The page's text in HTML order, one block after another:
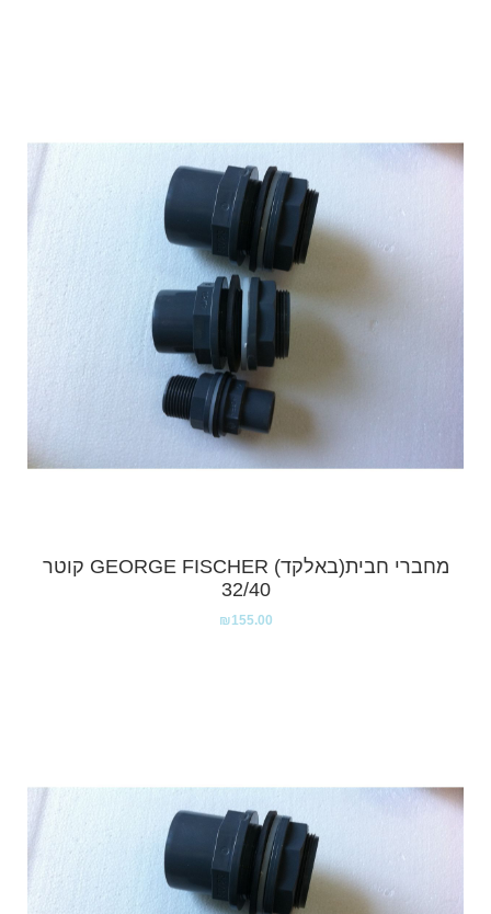
מחברי חבית(באלקד) GEORGE FISCHER קוטר
32/40
₪155.00